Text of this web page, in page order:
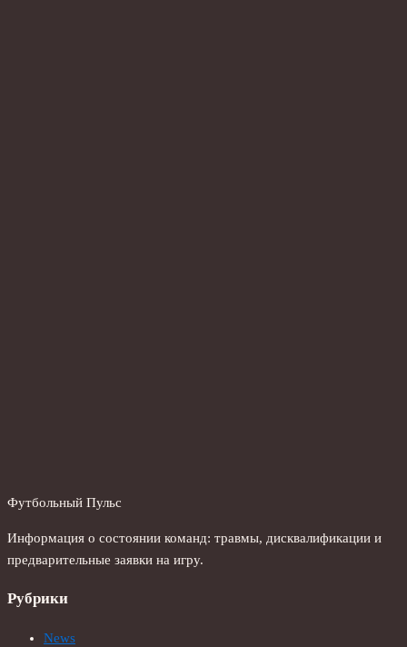
Футбольный Пульс
Информация о состоянии команд: травмы, дисквалификации и
предварительные заявки на игру.
Рубрики
News